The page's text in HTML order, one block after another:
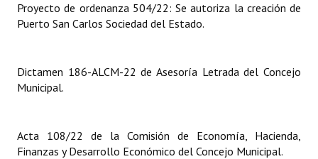
NORMATIVA
Declaraciones
Resoluciones de Presidencia
Proyecto de ordenanza 504/22: Se autoriza la creación de
Puerto San Carlos Sociedad del Estado.
Dictamen 186-ALCM-22 de Asesoría Letrada del Concejo
Municipal.
Acta 108/22 de la Comisión de Economía, Hacienda,
Finanzas y Desarrollo Económico del Concejo Municipal.